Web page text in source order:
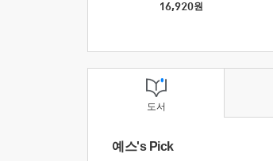
16,920원
도서
예스's Pick